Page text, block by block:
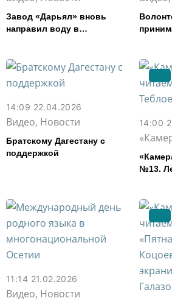
Завод «Дарьял» вновь
направил воду в
14:09 22.04.2026
Видео, Новости
Братскому Дагестану с
поддержкой
14:00
№13.
11:14 21.02.2026
Видео, Новости